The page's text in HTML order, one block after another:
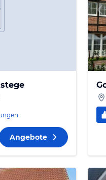
Angebote